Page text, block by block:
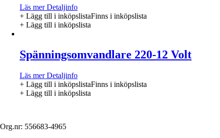
Läs merDetaljinfo
+ Lägg till i inköpslistaFinns i inköpslista
+ Lägg till i inköpslista
Spänningsomvandlare 220-12 Volt
Läs merDetaljinfo
+ Lägg till i inköpslistaFinns i inköpslista
+ Lägg till i inköpslista
Org.nr: 556683-4965